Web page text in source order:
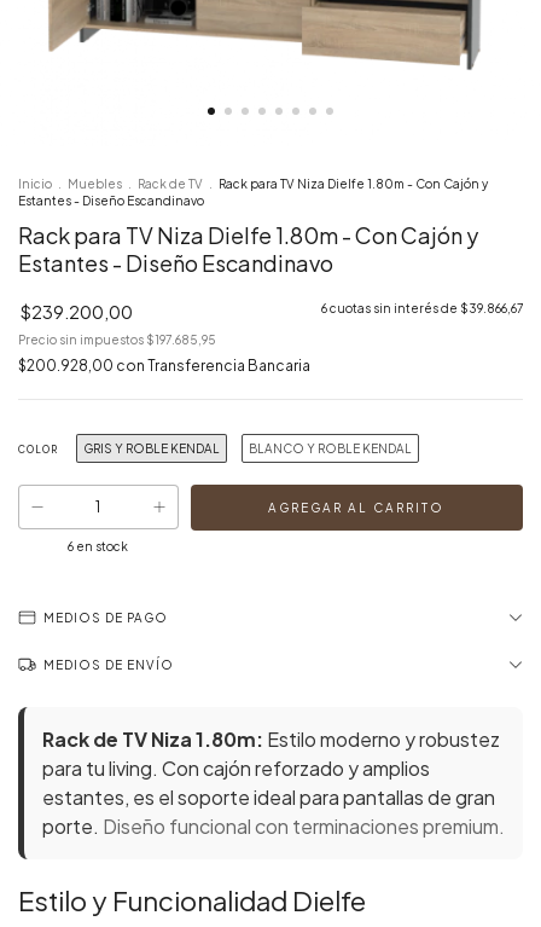
Inicio Muebles Rack de TV
Rack para TV Niza Dielfe 1.80m - Con Cajón y
Estantes - Diseño Escandinavo
Rack para TV Niza Dielfe 1.80m - Con Cajón y
Estantes - Diseño Escandinavo
$239.200,00 6cuotas sin interés de $39.866,67
Precio sin impuestos $197.685,95
$200.928,00 con Transferencia Bancaria
COLOR GRIS Y ROBLE KENDAL BLANCO Y ROBLE KENDAL
6 en stock
MEDIOS DE PAGO
MEDIOS DE ENVÍO
Rack de TV Niza 1.80m: Estilo moderno y robustez
para tu living. Con cajón reforzado y amplios
estantes, es el soporte ideal para pantallas de gran
porte. Diseño funcional con terminaciones premium.
Estilo y Funcionalidad Dielfe